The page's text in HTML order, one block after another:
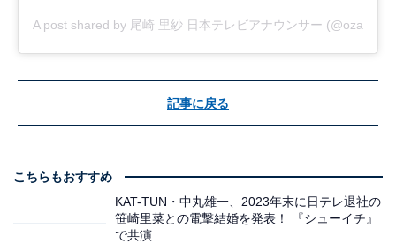
A post shared by 尾崎 里紗 日本テレビアナウンサー
記事に戻る
こちらもおすすめ
KAT-TUN・中丸雄一、2023年末に日テレ退社の
笹崎里菜との電撃結婚を発表！ 『シューイチ』
で共演